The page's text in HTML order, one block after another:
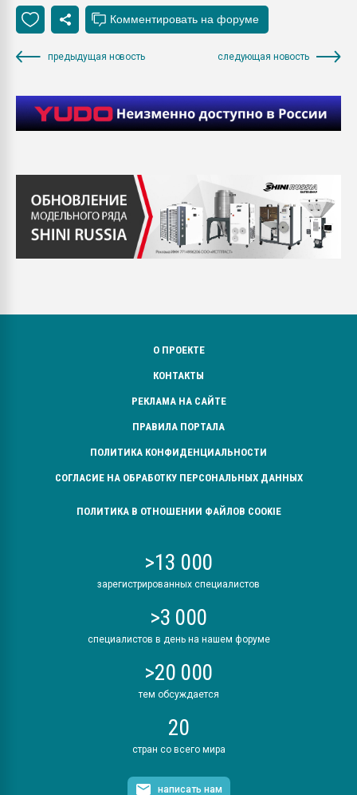
предыдущая новость следующая новость
О ПРОЕКТЕ
КОНТАКТЫ
РЕКЛАМА НА САЙТЕ
ПРАВИЛА ПОРТАЛА
ПОЛИТИКА КОНФИДЕНЦИАЛЬНОСТИ
СОГЛАСИЕ НА ОБРАБОТКУ ПЕРСОНАЛЬНЫХ ДАННЫХ
ПОЛИТИКА В ОТНОШЕНИИ ФАЙЛОВ COOKIE
>13 000
зарегистрированных специалистов
>3 000
специалистов в день на нашем форуме
>20 000
тем обсуждается
20
стран со всего мира
написать нам